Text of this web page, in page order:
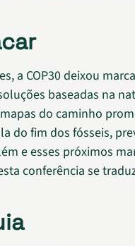
a COP30 deixou
baseadas na
do caminho
do fim dos fósseis,
e esses próximos
conferência se